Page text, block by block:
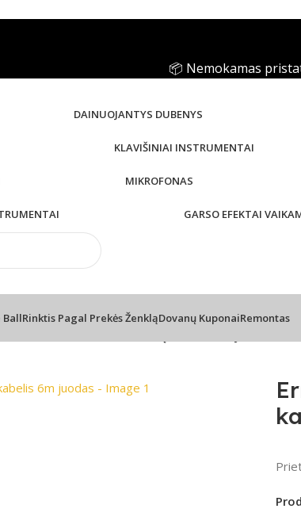
📦 Nemokamas
DAINUOJANTYS DUBENYS
KLAVIŠINIAI INSTRUMENTAI
MIKROFONAS
GARSO EFEKTAI
BallRinktis Pagal Prekės ŽenkląDovanų KuponaiRemontas